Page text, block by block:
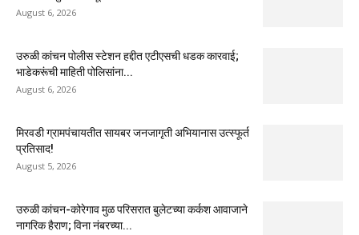
August 6, 2026
उरुळी कांचन पोलीस स्टेशन हद्दीत एटीएसची धडक कारवाई;
भाडेकरूंची माहिती पोलिसांना...
August 6, 2026
मिरवडी ग्रामपंचायतीत सायबर जनजागृती अभियानास उत्स्फूर्त
प्रतिसाद!
August 5, 2026
उरुळी कांचन-कोरेगाव मुळ परिसरात बुलेटच्या कर्कश आवाजाने
नागरिक हैराण; विना नंबरच्या...